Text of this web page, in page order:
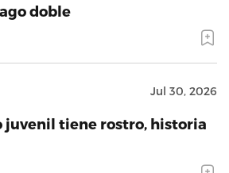
doble
Jul 30, 2026
juvenil tiene rostro, historia